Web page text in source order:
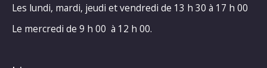
Les lundi, mardi, jeudi et vendredi de 13 h 30 à 17 h 00
Le mercredi de 9 h 00 à 12 h 00.